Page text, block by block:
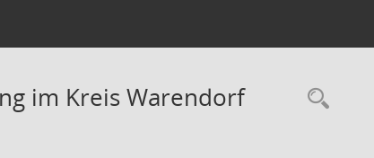
im Kreis Warendorf